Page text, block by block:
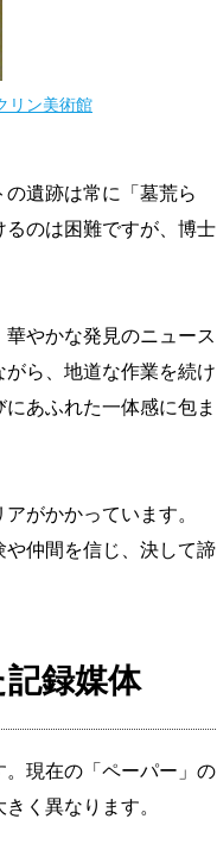
リン美術館
遺跡は常に「墓荒ら
のは困難ですが、博士
やかな発見のニュース
ら、地道な作業を続け
あふれた一体感に包ま
がかかっています。
や仲間を信じ、決して諦
録媒体
。現在の「ペーパー」の
く異なります。